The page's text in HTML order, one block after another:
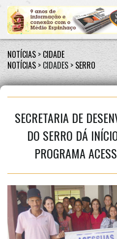
NOTÍCIAS > CIDADE
NOTÍCIAS > CIDADES > SERRO
SECRETARIA DE
DO SERRO DÁ
PROGRAMA